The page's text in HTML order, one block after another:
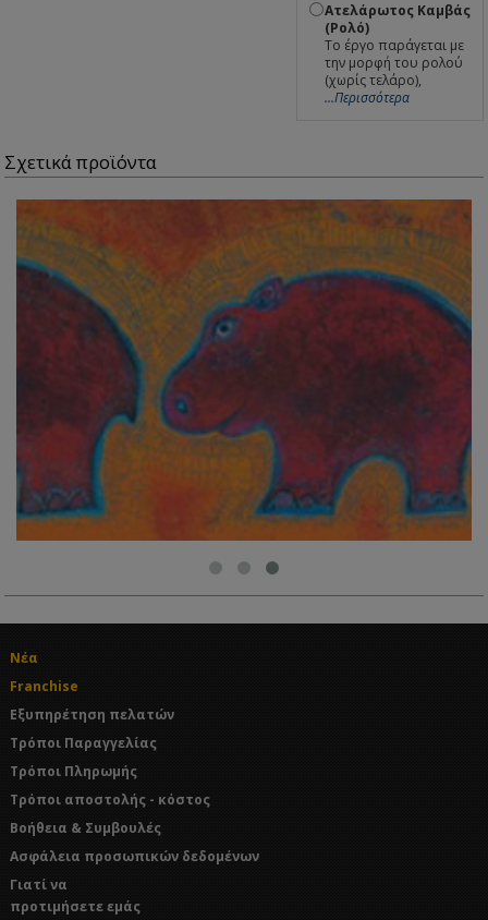
Ατελάρωτος Καμβάς
(Ρολό)
Το έργο παράγεται με
την μορφή του ρολού
(χωρίς τελάρο),
...Περισσότερα
Σχετικά προϊόντα
Νέα
Franchise
Εξυπηρέτηση πελατών
Τρόποι Παραγγελίας
Τρόποι Πληρωμής
Τρόποι αποστολής - κόστος
Βοήθεια & Συμβουλές
Ασφάλεια προσωπικών δεδομένων
Γιατί να
προτιμήσετε εμάς